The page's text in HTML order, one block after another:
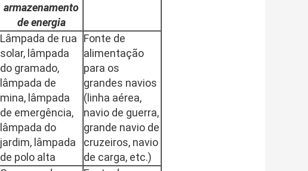
armazenamento
de energia
Lâmpada de rua
solar, lâmpada
do gramado,
lâmpada de
mina, lâmpada
de emergência,
lâmpada do
jardim, lâmpada
de polo alta
Fonte de
alimentação
para os
grandes navios
(linha aérea,
navio de guerra,
grande navio de
cruzeiros, navio
de carga, etc.)